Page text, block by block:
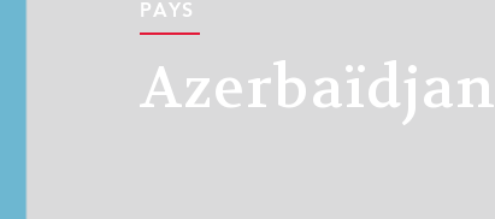
PAYS
Azerbaïdjan